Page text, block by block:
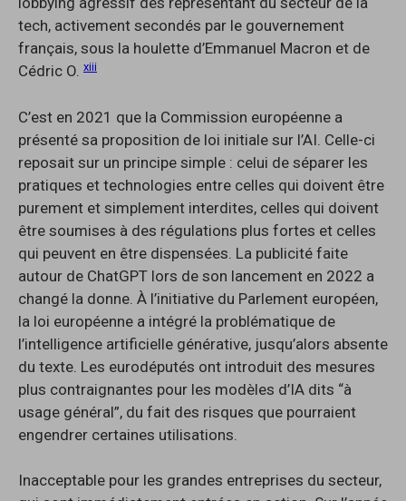
tech, activement secondés par le gouvernement
français, sous la houlette d’Emmanuel Macron et de
Cédric O. xiii
C’est en 2021 que la Commission européenne a
présenté sa proposition de loi initiale sur l’AI. Celle-ci
reposait sur un principe simple : celui de séparer les
pratiques et technologies entre celles qui doivent être
purement et simplement interdites, celles qui doivent
être soumises à des régulations plus fortes et celles
qui peuvent en être dispensées. La publicité faite
autour de ChatGPT lors de son lancement en 2022 a
changé la donne. À l’initiative du Parlement européen,
la loi européenne a intégré la problématique de
l’intelligence artificielle générative, jusqu’alors absente
du texte. Les eurodéputés ont introduit des mesures
plus contraignantes pour les modèles d’IA dits “à
usage général”, du fait des risques que pourraient
engendrer certaines utilisations.
Inacceptable pour les grandes entreprises du secteur,